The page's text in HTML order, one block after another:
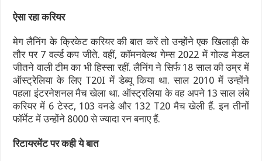
ऐसा रहा करियर
मेग लैनिंग के क्रिकेट करियर की बात करें तो उन्होंने एक खिलाड़ी के
तौर पर 7 वर्ल्ड कप जीते. वहीं, कॉमनवेल्थ गेम्स 2022 में गोल्ड मेडल
जीतने वाली टीम का भी हिस्सा रहीं. लैनिंग ने सिर्फ 18 साल की उम्र में
ऑस्ट्रेलिया के लिए T20I में डेब्यू किया था. साल 2010 में उन्होंने
पहला इंटरनेशनल मैच खेला था. ऑस्ट्रलिया के वह अपने 13 साल लंबे
करियर में 6 टेस्ट, 103 वनडे और 132 T20 मैच खेली हैं. इन तीनों
फॉर्मेट में उन्होंने 8000 से ज्यादा रन बनाए हैं.
रिटायरमेंट पर कही ये बात